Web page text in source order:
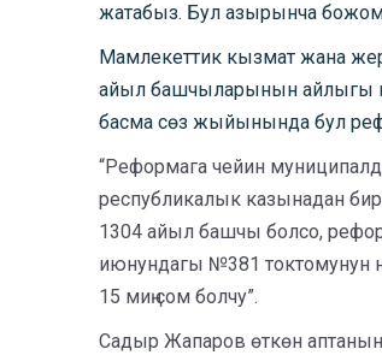
жатабыз. Бул азырынча
Мамлекеттик кызмат жана
айыл башчыларынын айлыгы
басма сөз жыйынында бул
“Реформага чейин
республикалык казынадан
1304 айыл башчы болсо,
июнундагы №381 токтомунун
15 миң сом болчу”.
Садыр Жапаров өткөн